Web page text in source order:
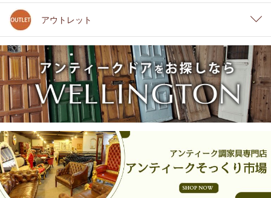
アウトレット